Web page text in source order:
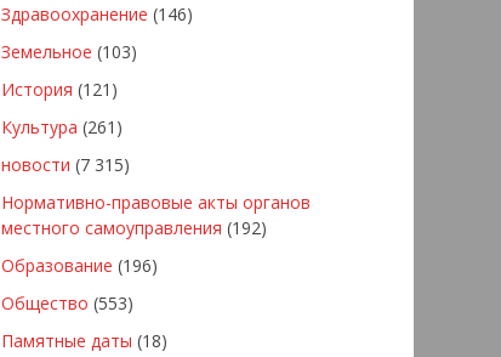
Здравоохранение (146)
Земельное (103)
История (121)
Культура (261)
новости (7 315)
Нормативно-правовые акты органов
местного самоуправления (192)
Образование (196)
Общество (553)
Памятные даты (18)